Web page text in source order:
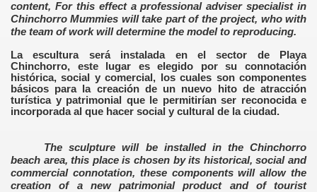
content, For this effect a professional adviser specialist in
Chinchorro Mummies will take part of the project, who with
the team of work will determine the model to reproducing.
La escultura será instalada en el sector de Playa
Chinchorro, este lugar es elegido por su connotación
histórica, social y comercial, los cuales son componentes
básicos para la creación de un nuevo hito de atracción
turística y patrimonial que le permitirían ser reconocida e
incorporada al que hacer social y cultural de la ciudad.
The sculpture will be installed in the Chinchorro
beach area, this place is chosen by its historical, social and
commercial connotation, these components will allow the
creation of a new patrimonial product and of tourist